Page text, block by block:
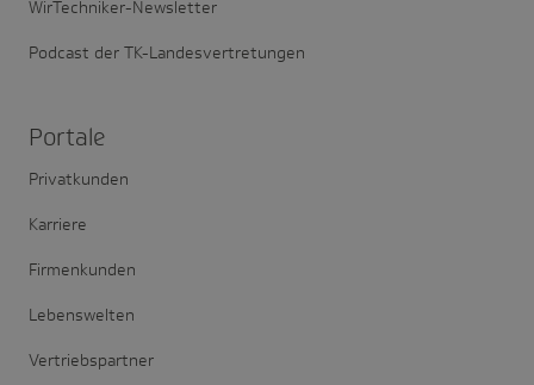
WirTechniker-Newsletter
Podcast der TK-Landesvertretungen
Portale
Privatkunden
Karriere
Firmenkunden
Lebenswelten
Vertriebspartner